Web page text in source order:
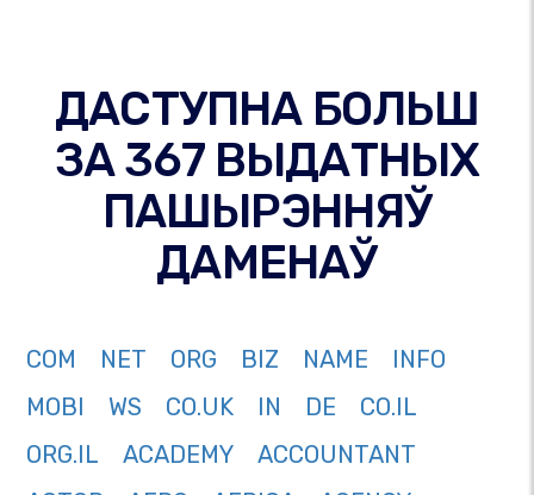
ДАСТУПНА БОЛЬШ
ЗА 367 ВЫДАТНЫХ
ПАШЫРЭННЯЎ
ДАМЕНАЎ
COM NET ORG BIZ NAME
INFO
MOBI
WS CO.UK IN DE
CO.IL
ORG.IL
ACADEMY
ACCOUNTANT